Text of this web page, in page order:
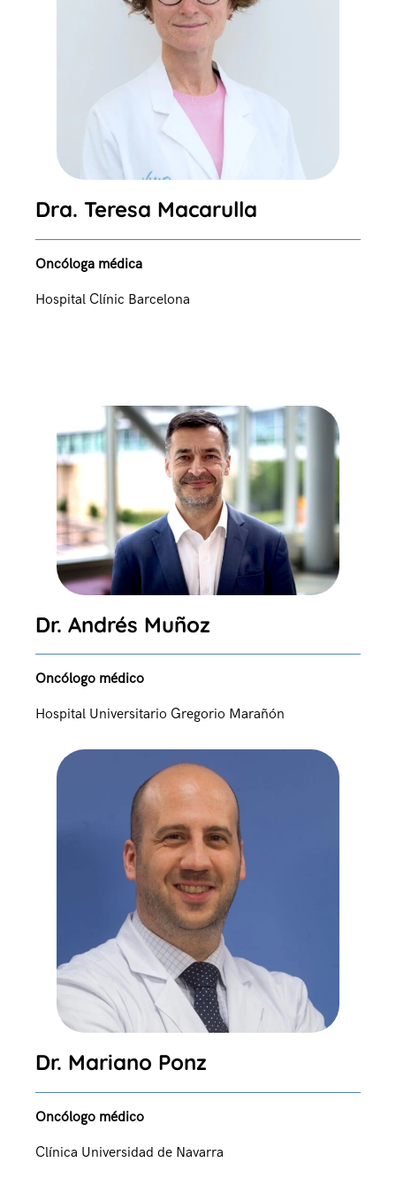
Dra. Teresa Macarulla
Oncóloga médica
Hospital Clínic Barcelona
Dr. Andrés Muñoz
Oncólogo médico
Hospital Universitario Gregorio Marañón
Dr. Mariano Ponz
Oncólogo médico
Clínica Universidad de Navarra